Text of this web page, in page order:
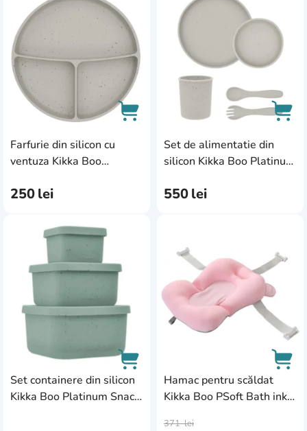
Farfurie din silicon cu
ventuza Kikka Boo
(31302050033)
250lei
AddCardToFavourite
AddCardToCart
Set de alimentatie din
silicon Kikka Boo Platinum
(31302050002)
550lei
Set containere din silicon
Kikka Boo Platinum Snack
Hamac pentru scăldat
Kikka Boo PSoft Bath ink
371lei